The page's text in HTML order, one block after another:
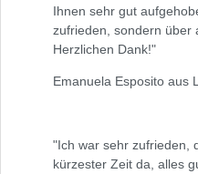
Ihnen sehr gut
zufrieden, sondern über
Herzlichen Dank!"
Emanuela Esposito aus
"Ich war sehr zufrieden,
kürzester Zeit da, alles